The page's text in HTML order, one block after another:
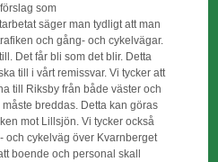
som
säger man tydligt att man
och gång- och cykelvägar.
Det får bli som det blir. Detta
till i vårt remissvar. Vi tycker att
till Riksby från både väster och
breddas. Detta kan göras
mot Lillsjön. Vi tycker också
och cykelväg över Kvarnberget
boende och personal skall